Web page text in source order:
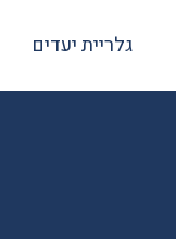
גלריית יעדים